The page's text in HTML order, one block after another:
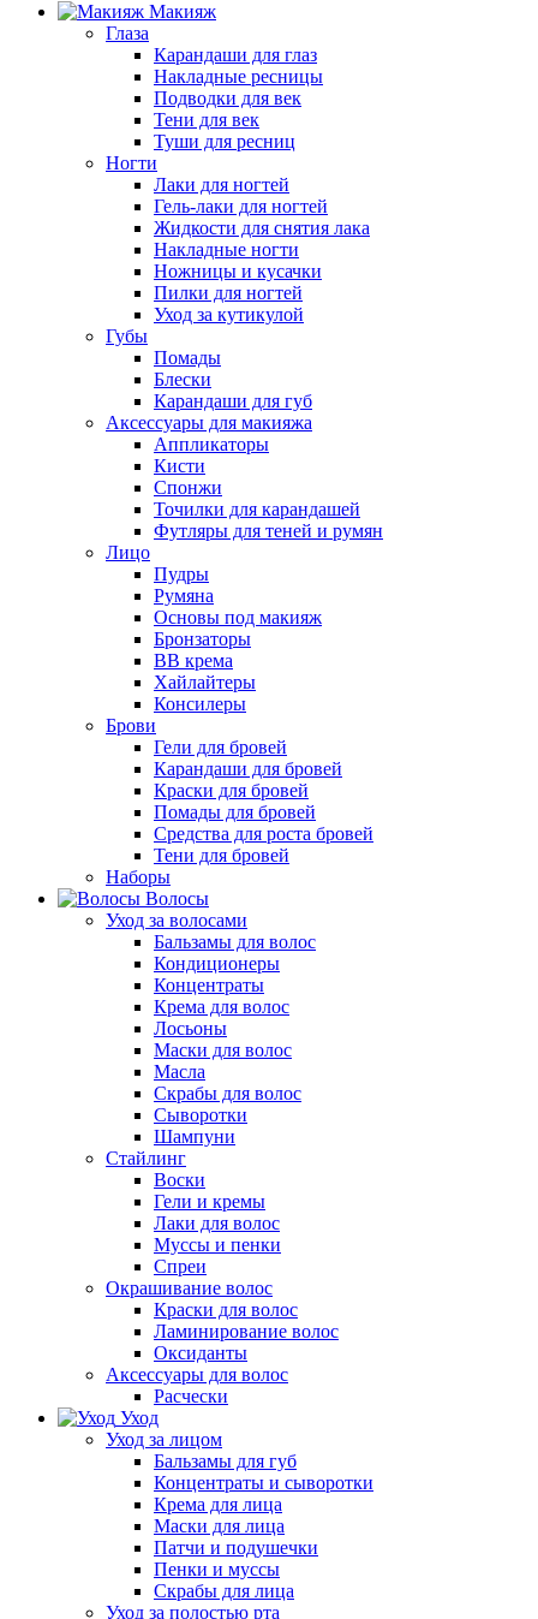
Макияж
Глаза
Карандаши для глаз
Накладные ресницы
Подводки для век
Тени для век
Туши для ресниц
Ногти
Лаки для ногтей
Гель-лаки для ногтей
Жидкости для снятия лака
Накладные ногти
Ножницы и кусачки
Пилки для ногтей
Уход за кутикулой
Губы
Помады
Блески
Карандаши для губ
Аксессуары для макияжа
Аппликаторы
Кисти
Спонжи
Точилки для карандашей
Футляры для теней и румян
Лицо
Пудры
Румяна
Основы под макияж
Бронзаторы
BB крема
Хайлайтеры
Консилеры
Брови
Гели для бровей
Карандаши для бровей
Краски для бровей
Помады для бровей
Средства для роста бровей
Тени для бровей
Наборы
Волосы
Уход за волосами
Бальзамы для волос
Кондиционеры
Концентраты
Крема для волос
Лосьоны
Маски для волос
Масла
Скрабы для волос
Сыворотки
Шампуни
Стайлинг
Воски
Гели и кремы
Лаки для волос
Муссы и пенки
Спреи
Окрашивание волос
Краски для волос
Ламинирование волос
Оксиданты
Аксессуары для волос
Расчески
Уход
Уход за лицом
Бальзамы для губ
Концентраты и сыворотки
Крема для лица
Маски для лица
Патчи и подушечки
Пенки и муссы
Скрабы для лица
Уход за полостью рта